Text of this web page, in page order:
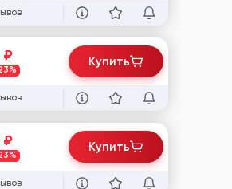
₽ Купить
₽ Купить